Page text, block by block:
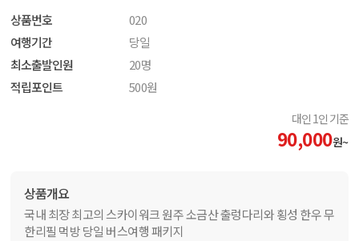
상품번호
020
여행기간
당일
최소출발인원
20명
적립포인트
500원
대인 1인 기준
90,000원~
상품개요
국내 최장 최고의 스카이워크 원주 소금산 출렁다리와 횡성 한우 무
한리필 먹방 당일 버스여행 패키지